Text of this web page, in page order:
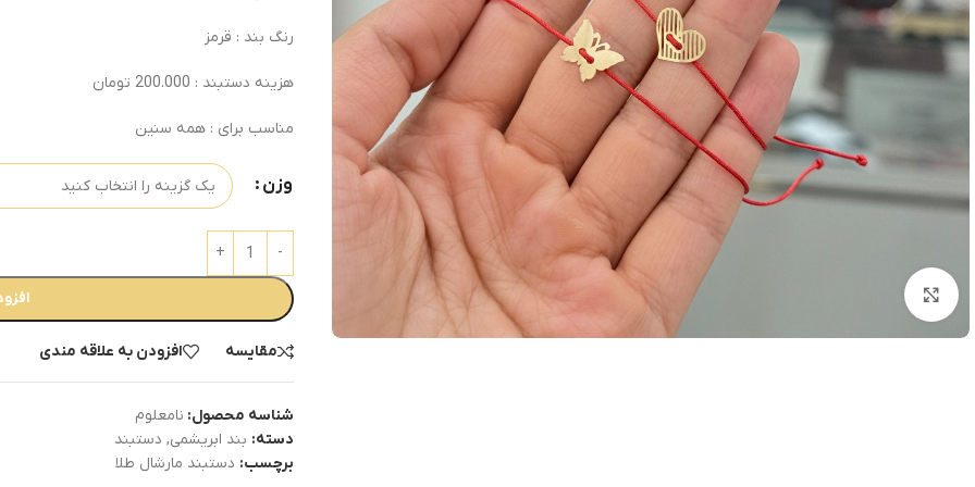
رنگ بند : قرمز
هزینه دستبند : 200.000 تومان
مناسب برای : همه سنین
وزن
مقایسه افزودن به علاقه مندی
شناسه محصول: نامعلوم
دسته: بند ابریشمی, دستبند
برچسب: دستبند مارشال طلا